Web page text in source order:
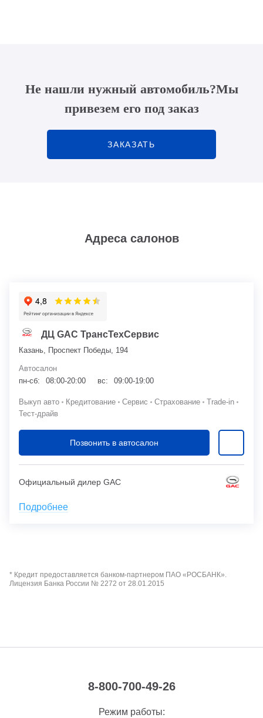
Не нашли нужный автомобиль?Мы
привезем его под заказ
ЗАКАЗАТЬ
Адреса салонов
ДЦ GAC ТрансТехСервис
Казань, Проспект Победы, 194
Автосалон
пн-сб:
08:00-20:00 вс: 09:00-19:00
Выкуп авто Кредитование Сервис Страхование
Trade-in
Тест-драйв
Позвонить в автосалон
Официальный дилер GAC
Подробнее
* Кредит предоставляется банком-партнером ПАО «РОСБАНК».
Лицензия Банка России № 2272 от 28.01.2015
8-800-700-49-26
Режим работы: